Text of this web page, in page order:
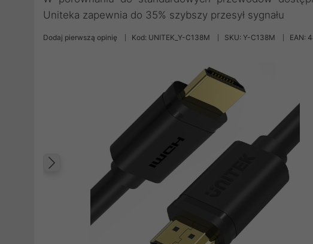
Uniteka zapewnia do 35% szybszy przesył sygnału
Dodaj pierwszą opinię Kod: UNITEK_Y-C138M SKU: Y-C138M EAN:
Poprzedni